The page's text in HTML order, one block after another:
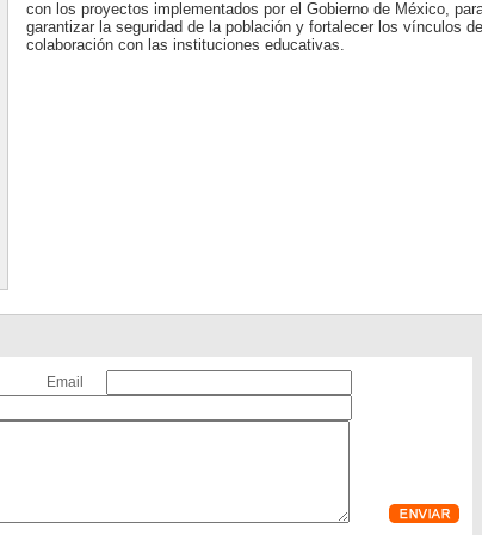
con los proyectos implementados por el Gobierno de México,
garantizar la seguridad de la población y fortalecer los vínculos de
colaboración con las instituciones educativas.
Email